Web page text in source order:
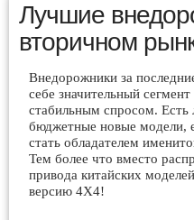
Лучшие
вторичном
Внедорожники за
себе значительный
стабильным спросом. Есть
бюджетные новые модели,
стать обладателем
Тем более что вместо
привода китайских
версию 4Х4!